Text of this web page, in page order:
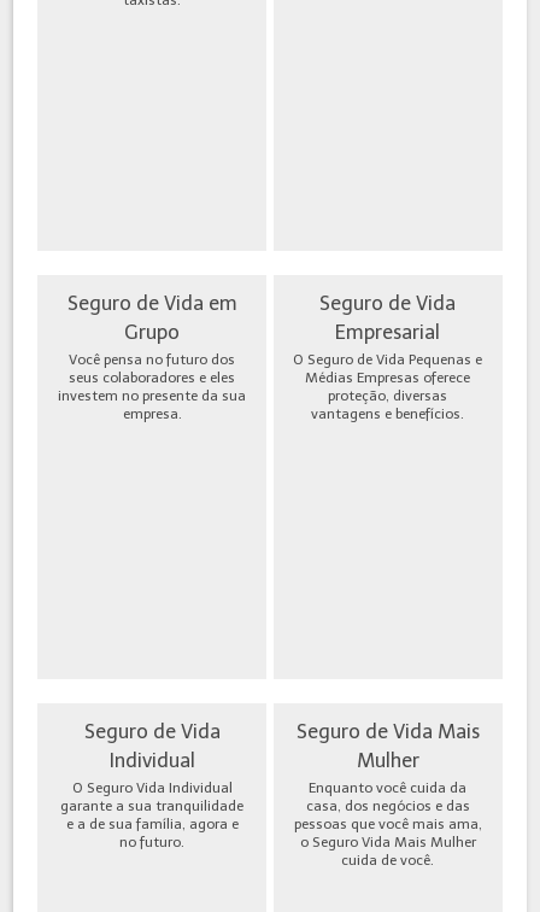
Seguro de Vida em
Grupo
Você pensa no futuro dos
seus colaboradores e eles
investem no presente da sua
empresa.
Seguro de Vida
Empresarial
O Seguro de Vida Pequenas e
Médias Empresas oferece
proteção, diversas
vantagens e benefícios.
Seguro de Vida
Individual
O Seguro Vida Individual
garante a sua tranquilidade
e a de sua família, agora e
no futuro.
Seguro de Vida Mais
Mulher
Enquanto você cuida da
casa, dos negócios e das
pessoas que você mais ama,
o Seguro Vida Mais Mulher
cuida de você.